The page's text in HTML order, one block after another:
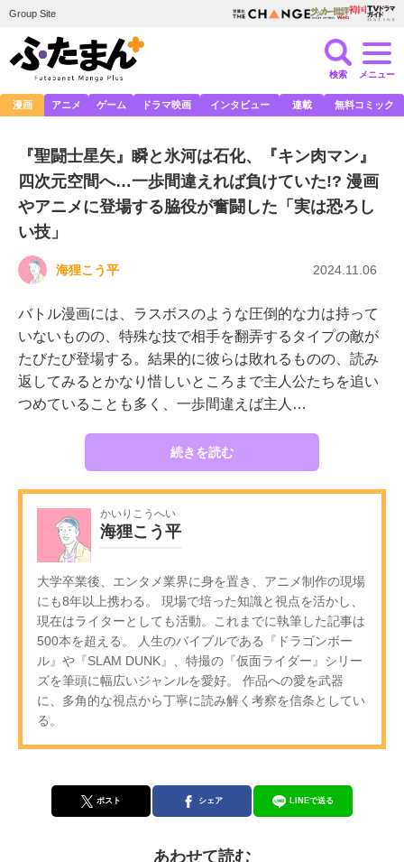
Group Site
検索 メニュー
漫画 アニメ ゲーム ドラマ映画 インタビュー 連載 無料コミック
『聖闘士星矢』瞬と氷河は石化、『キン肉マン』
四次元空間へ…一歩間違えれば負けていた!? 漫画
やアニメに登場する脇役が奮闘した「実は恐ろし
い技」
海狸こう平 2024.11.06
バトル漫画には、ラスボスのような圧倒的な力は持って
いないものの、特殊な技で相手を翻弄するタイプの敵が
たびたび登場する。結果的に彼らは敗れるものの、読み
返してみるとかなり惜しいところまで主人公たちを追い
つめていることも多く、一歩間違えば主人…
続きを読む
かいりこうへい
海狸こう平
大学卒業後、エンタメ業界に身を置き、アニメ制作の現場
にも8年以上携わる。 現場で培った知識と視点を活かし、
現在はライターとしても活動。これまでに執筆した記事は
500本を超える。 人生のバイブルである『ドラゴンボー
ル』や『SLAM DUNK』、特撮の『仮面ライダー』シリー
ズを筆頭に幅広いジャンルを愛好。 作品への愛を武器
に、多角的な視点から丁寧に読み解く考察を信条としてい
る。
ポスト シェア LINEで送る
あわせて読む